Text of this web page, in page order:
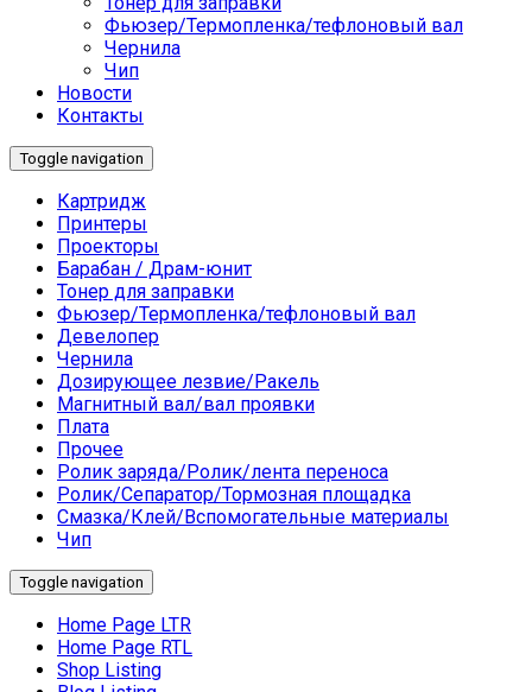
Фьюзер/Термопленка/тефлоновый вал
Чернила
Чип
Новости
Контакты
Toggle navigation
Картридж
Принтеры
Проекторы
Барабан / Драм-юнит
Тонер для заправки
Фьюзер/Термопленка/тефлоновый вал
Девелопер
Чернила
Дозирующее лезвие/Ракель
Магнитный вал/вал проявки
Плата
Прочее
Ролик заряда/Ролик/лента переноса
Ролик/Сепаратор/Тормозная площадка
Смазка/Клей/Вспомогательные материалы
Чип
Toggle navigation
Home Page LTR
Home Page RTL
Shop Listing